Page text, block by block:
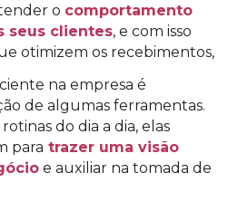
o comportamento
seus clientes, e com isso
otimizem os recebimentos,
na empresa é
de algumas ferramentas.
do dia a dia, elas
para trazer uma visão
e auxiliar na tomada de